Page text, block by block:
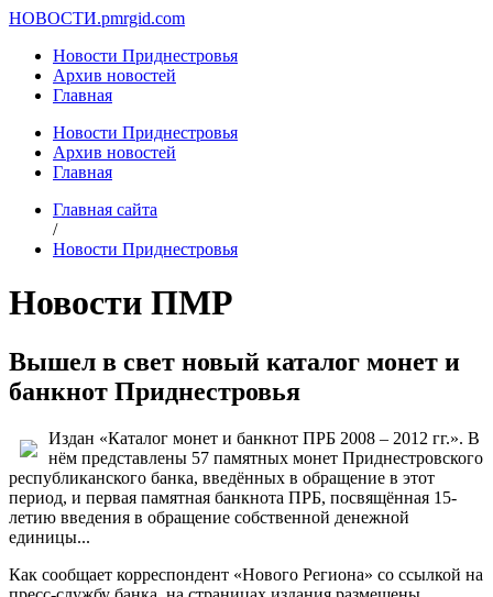
НОВОСТИ.pmrgid.com
Новости Приднестровья
Архив новостей
Главная
Новости Приднестровья
Архив новостей
Главная
Главная сайта
/
Новости Приднестровья
Новости ПМР
Вышел в свет новый каталог монет и
банкнот Приднестровья
Издан «Каталог монет и банкнот ПРБ 2008 – 2012 гг.». В
нём представлены 57 памятных монет Приднестровского
республиканского банка, введённых в обращение в этот
период, и первая памятная банкнота ПРБ, посвящённая 15-
летию введения в обращение собственной денежной
единицы...
Как сообщает корреспондент «Нового Региона» со ссылкой на